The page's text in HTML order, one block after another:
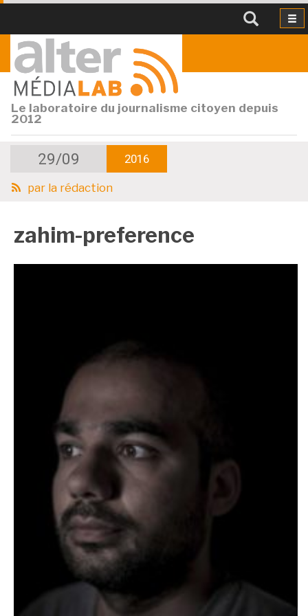
Le laboratoire du journalisme citoyen depuis
2012
29/09 2016
par la rédaction
zahim-preference